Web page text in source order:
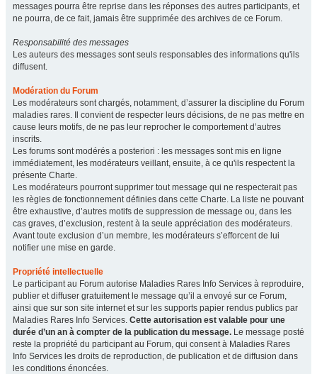
messages pourra être reprise dans les réponses des autres participants, et
ne pourra, de ce fait, jamais être supprimée des archives de ce Forum.
Responsabilité des messages
Les auteurs des messages sont seuls responsables des informations qu'ils
diffusent.
Modération du Forum
Les modérateurs sont chargés, notamment, d’assurer la discipline du Forum
maladies rares. Il convient de respecter leurs décisions, de ne pas mettre en
cause leurs motifs, de ne pas leur reprocher le comportement d’autres
inscrits.
Les forums sont modérés a posteriori : les messages sont mis en ligne
immédiatement, les modérateurs veillant, ensuite, à ce qu'ils respectent la
présente Charte.
Les modérateurs pourront supprimer tout message qui ne respecterait pas
les règles de fonctionnement définies dans cette Charte. La liste ne pouvant
être exhaustive, d’autres motifs de suppression de message ou, dans les
cas graves, d’exclusion, restent à la seule appréciation des modérateurs.
Avant toute exclusion d’un membre, les modérateurs s’efforcent de lui
notifier une mise en garde.
Propriété intellectuelle
Le participant au Forum autorise Maladies Rares Info Services à reproduire,
publier et diffuser gratuitement le message qu’il a envoyé sur ce Forum,
ainsi que sur son site internet et sur les supports papier rendus publics par
Maladies Rares Info Services. Cette autorisation est valable pour une
durée d’un an à compter de la publication du message. Le message posté
reste la propriété du participant au Forum, qui consent à Maladies Rares
Info Services les droits de reproduction, de publication et de diffusion dans
les conditions énoncées.